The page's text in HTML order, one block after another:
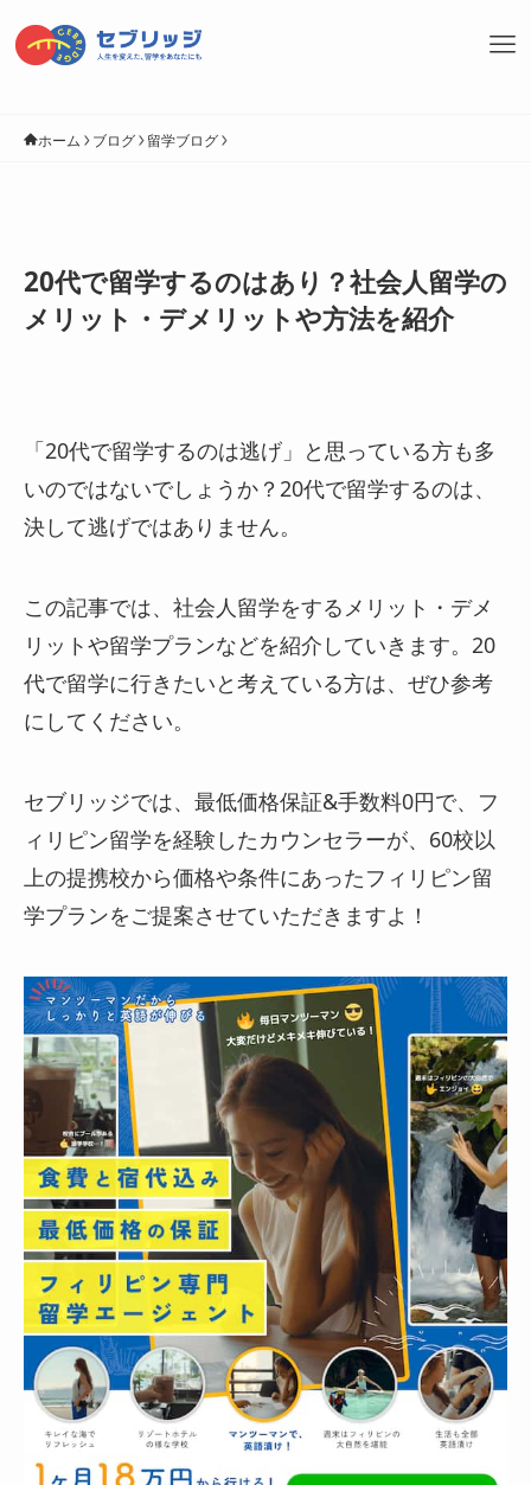
ホーム ブログ 留学ブログ
20代で留学するのはあり？社会人留学の
メリット・デメリットや方法を紹介
「20代で留学するのは逃げ」と思っている方も多
いのではないでしょうか？20代で留学するのは、
決して逃げではありません。
この記事では、社会人留学をするメリット・デメ
リットや留学プランなどを紹介していきます。20
代で留学に行きたいと考えている方は、ぜひ参考
にしてください。
セブリッジでは、最低価格保証&手数料0円で、フ
ィリピン留学を経験したカウンセラーが、60校以
上の提携校から価格や条件にあったフィリピン留
学プランをご提案させていただきますよ！